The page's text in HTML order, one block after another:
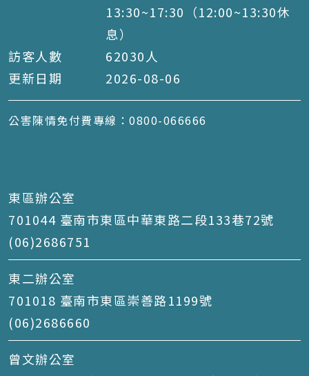
13:30~17:30（12:00~13:30休
息）
訪客人數
62030 人
更新日期
2026-08-06
公害陳情免付費專線：0800-066666
東區辦公室
701044 臺南市東區中華東路二段133巷72號
(06)2686751
東二辦公室
701018 臺南市東區崇善路1199號
(06)2686660
曾文辦公室